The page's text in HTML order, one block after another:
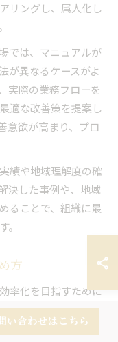
リングし、属人化し
では、マニュアルが
が異なるケースがよ
実際の業務フローを
適な改善策を提案し
意欲が高まり、プロ
績や地域理解度の確
決した事例や、地域
ることで、組織に最
。
方
率化を目指すために
りが不可欠です。そ
を見極めることが重
い合わせはこちら